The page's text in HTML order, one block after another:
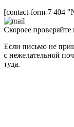
[contact-form-7 404
Скороее проверяйте
Если письмо не
с нежелательной
туда.